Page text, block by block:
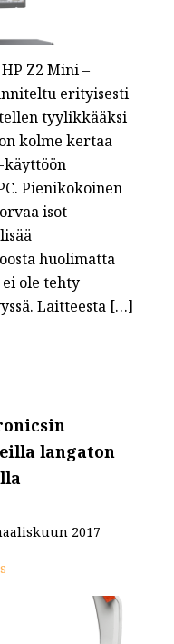
Z2 Mini –
erityisesti
tyylikkääksi
kolme kertaa
käyttöön
Pienikokoinen
isot
huolimatta
ole tehty
Laitteesta […]
langaton
2017